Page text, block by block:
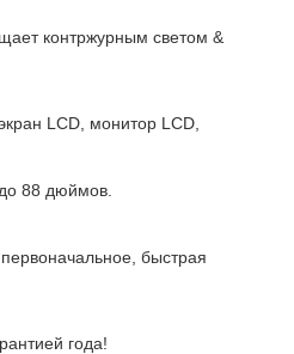
контржурным светом &
LCD, монитор LCD,
88 дюймов.
быстрая
года!